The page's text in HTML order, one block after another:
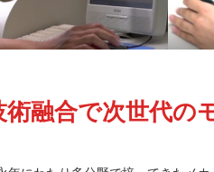
融合で次世代の